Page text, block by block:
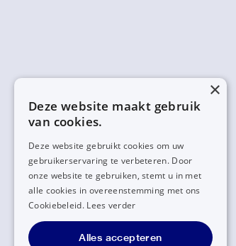
×
Deze website maakt gebruik
van cookies.
Deze website gebruikt cookies om uw
gebruikerservaring te verbeteren. Door
onze website te gebruiken, stemt u in met
alle cookies in overeenstemming met ons
Cookiebeleid. Lees verder
Alles accepteren